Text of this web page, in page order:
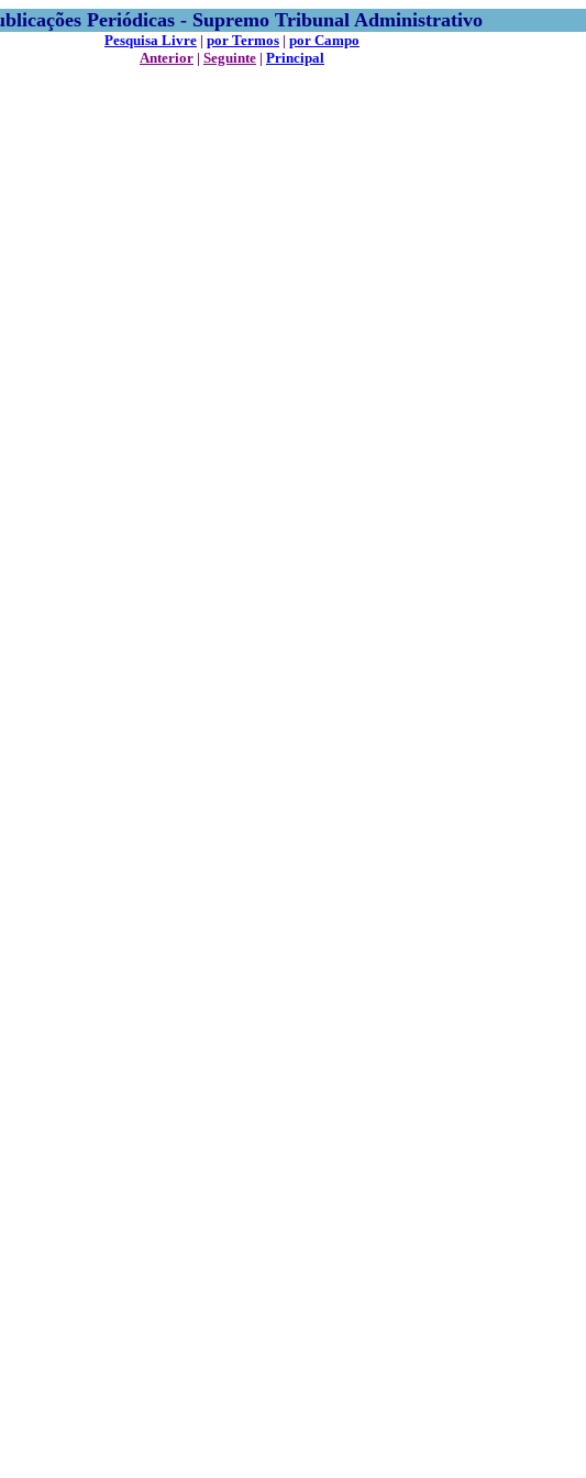
Periódicas - Supremo Tribunal Administrativo
Pesquisa Livre | por Termos | por Campo
Anterior | Seguinte | Principal